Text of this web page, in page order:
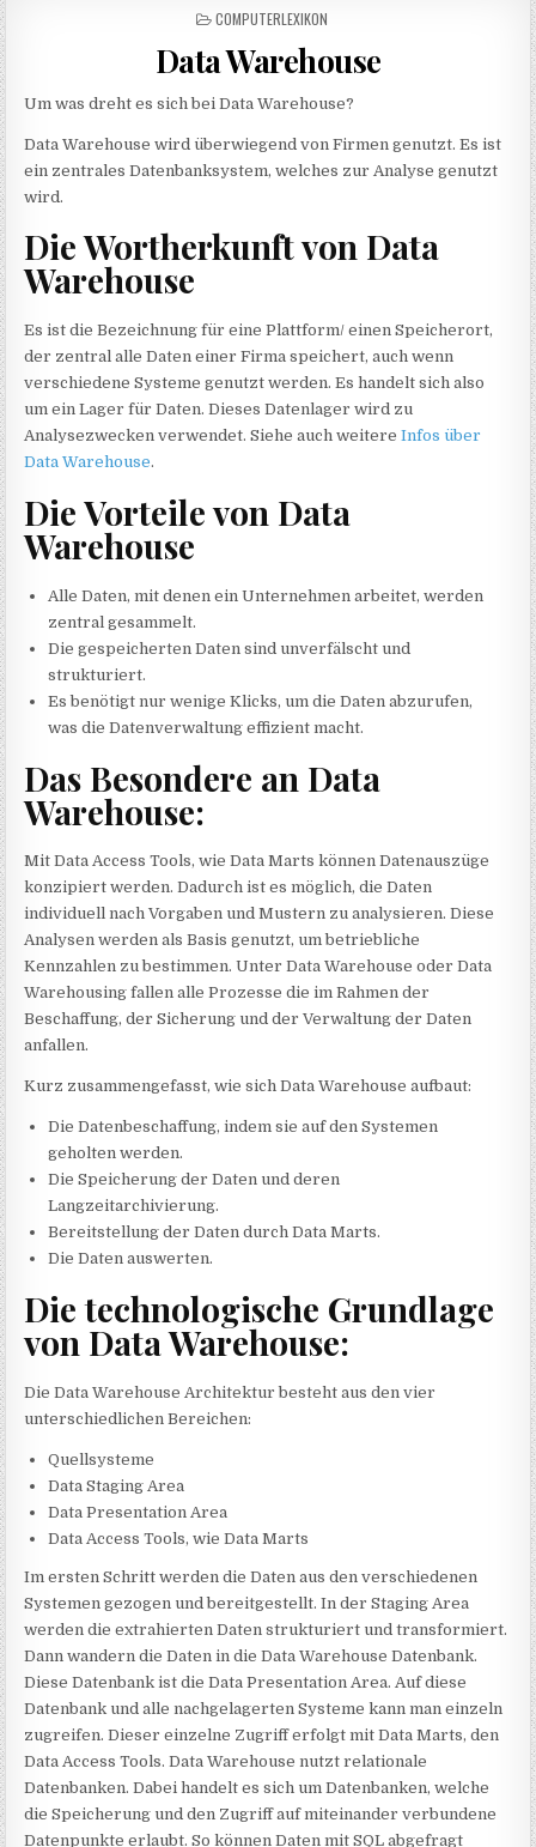
POSTED IN
COMPUTERLEXIKON
Data Warehouse
Um was dreht es sich bei Data Warehouse?
Data Warehouse wird überwiegend von Firmen genutzt. Es ist
ein zentrales Datenbanksystem, welches zur Analyse genutzt
wird.
Die Wortherkunft von Data
Warehouse
Es ist die Bezeichnung für eine Plattform/ einen Speicherort,
der zentral alle Daten einer Firma speichert, auch wenn
verschiedene Systeme genutzt werden. Es handelt sich also
um ein Lager für Daten. Dieses Datenlager wird zu
Analysezwecken verwendet. Siehe auch weitereInfos über
Data Warehouse.
Die Vorteile von Data
Warehouse
Alle Daten, mit denen ein Unternehmen arbeitet, werden
zentral gesammelt.
Die gespeicherten Daten sind unverfälscht und
strukturiert.
Es benötigt nur wenige Klicks, um die Daten abzurufen,
was die Datenverwaltung effizient macht.
Das Besondere an Data
Warehouse:
Mit Data Access Tools, wie Data Marts können Datenauszüge
konzipiert werden. Dadurch ist es möglich, die Daten
individuell nach Vorgaben und Mustern zu analysieren. Diese
Analysen werden als Basis genutzt, um betriebliche
Kennzahlen zu bestimmen. Unter Data Warehouse oder Data
Warehousing fallen alle Prozesse die im Rahmen der
Beschaffung, der Sicherung und der Verwaltung der Daten
anfallen.
Kurz zusammengefasst, wie sich Data Warehouse aufbaut:
Die Datenbeschaffung, indem sie auf den Systemen
geholten werden.
Die Speicherung der Daten und deren
Langzeitarchivierung.
Bereitstellung der Daten durch Data Marts.
Die Daten auswerten.
Die technologische Grundlage
von Data Warehouse:
Die Data Warehouse Architektur besteht aus den vier
unterschiedlichen Bereichen:
Quellsysteme
Data Staging Area
Data Presentation Area
Data Access Tools, wie Data Marts
Im ersten Schritt werden die Daten aus den verschiedenen
Systemen gezogen und bereitgestellt. In der Staging Area
werden die extrahierten Daten strukturiert und transformiert.
Dann wandern die Daten in die Data Warehouse Datenbank.
Diese Datenbank ist die Data Presentation Area. Auf diese
Datenbank und alle nachgelagerten Systeme kann man einzeln
zugreifen. Dieser einzelne Zugriff erfolgt mit Data Marts, den
Data Access Tools. Data Warehouse nutzt relationale
Datenbanken. Dabei handelt es sich um Datenbanken, welche
die Speicherung und den Zugriff auf miteinander verbundene
Datenpunkte erlaubt. So können Daten mit SQL abgefragt